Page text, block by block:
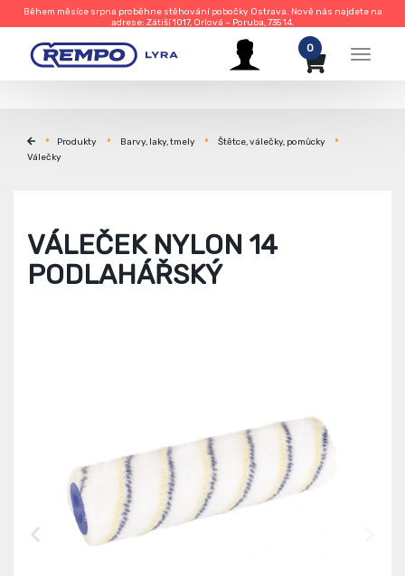
Během měsíce srpna proběhne stěhování pobočky Ostrava. Nově nás najdete na
adrese: Zátiší 1017, Orlová – Poruba, 735 14.
Menu
0
Produkty Barvy, laky, tmely
Štětce, válečky, pomůcky
Válečky
VÁLEČEK NYLON 14
PODLAHÁŘSKÝ